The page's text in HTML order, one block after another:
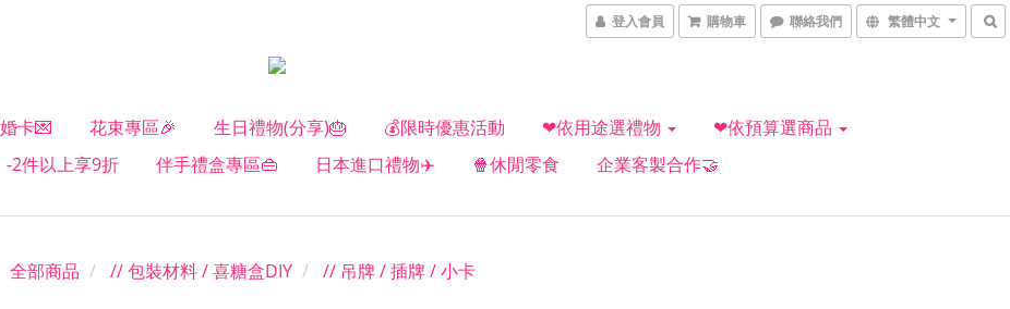
登入會員 購物車 聯絡我們 繁體中文
卡💌 花束專區🎉 生日禮物(分享)🎂 💰限時優惠活動 ❤依用途選禮物
❤依預算選商品
-2件以上享9折
伴手禮盒專區👜 日本進口禮物✈️ 🍿休閒零食 企業客製合作🤝
全部商品 // 包裝材料 / 喜糖盒DIY // 吊牌 / 插牌 / 小卡